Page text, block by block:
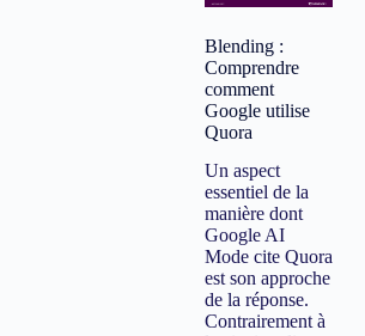
Blending :
Comprendre
comment
Google utilise
Quora
Un aspect
essentiel de la
manière dont
Google AI
Mode cite Quora
est son approche
de la réponse.
Contrairement à